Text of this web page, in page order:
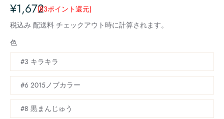
¥1,672(83ポイント還元)
税込み 配送料 チェックアウト時に計算されます。
色
#3 キラキラ
#6 2015ノブカラー
#8 黒まんじゅう